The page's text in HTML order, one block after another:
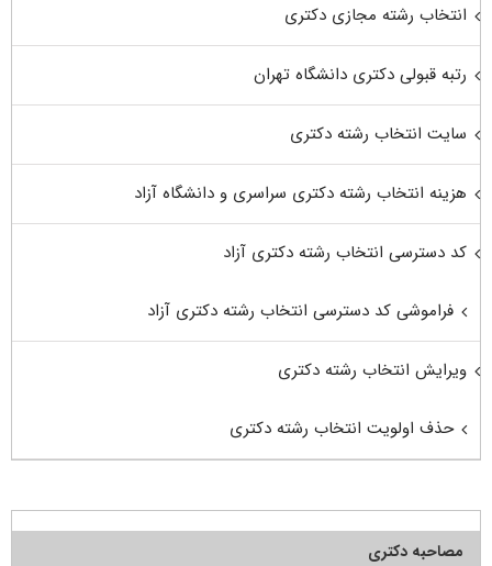
انتخاب رشته مجازی دکتری
رتبه قبولی دکتری دانشگاه تهران
سایت انتخاب رشته دکتری
هزینه انتخاب رشته دکتری سراسری و دانشگاه آزاد
کد دسترسی انتخاب رشته دکتری آزاد
فراموشی کد دسترسی انتخاب رشته دکتری آزاد
ویرایش انتخاب رشته دکتری
حذف اولویت انتخاب رشته دکتری
مصاحبه دکتری